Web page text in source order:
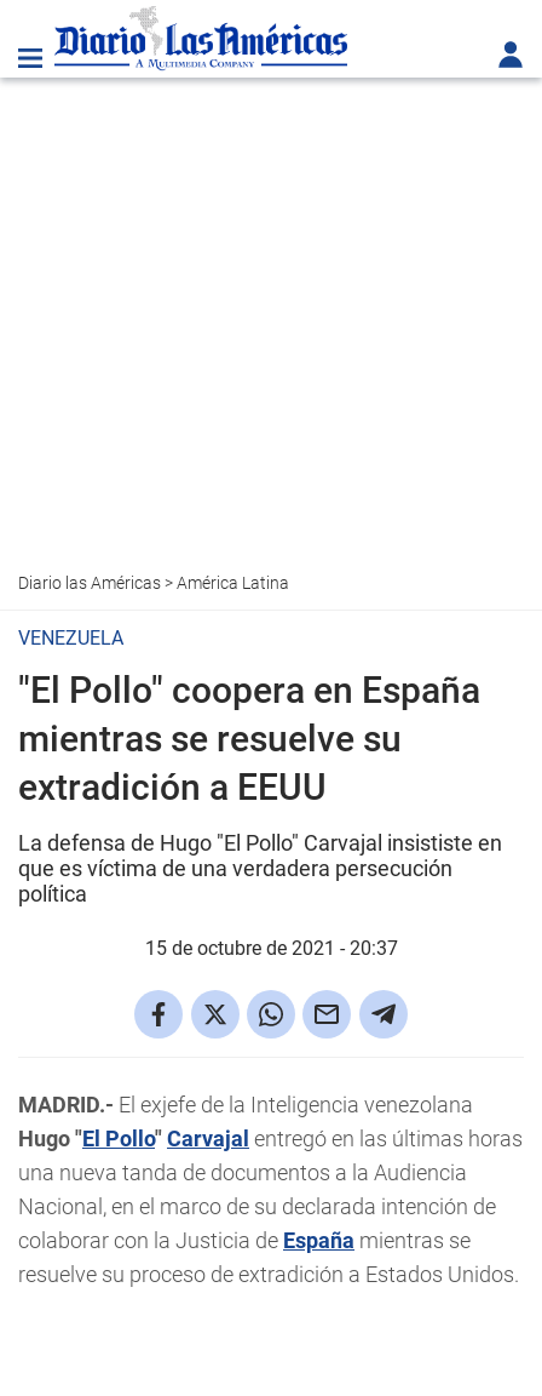
Diario las Américas>América Latina
VENEZUELA
"El Pollo" coopera en España
mientras se resuelve su
extradición a EEUU
La defensa de Hugo "El Pollo" Carvajal insististe en
que es víctima de una verdadera persecución
política
15 de octubre de 2021 - 20:37
MADRID.- El exjefe de la Inteligencia venezolana
Hugo "El Pollo"Carvajal entregó en las últimas horas
una nueva tanda de documentos a la Audiencia
Nacional, en el marco de su declarada intención de
colaborar con la Justicia de España mientras se
resuelve su proceso de extradición a Estados Unidos.